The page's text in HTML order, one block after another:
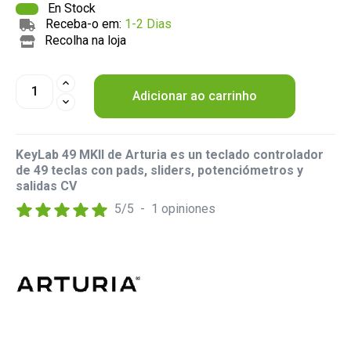
En Stock
Receba-o em: 1-2 Dias
Recolha na loja
Adicionar ao carrinho
KeyLab 49 MKII de Arturia es un teclado controlador
de 49 teclas con pads, sliders, potenciómetros y
salidas CV
5/5 - 1 opiniones